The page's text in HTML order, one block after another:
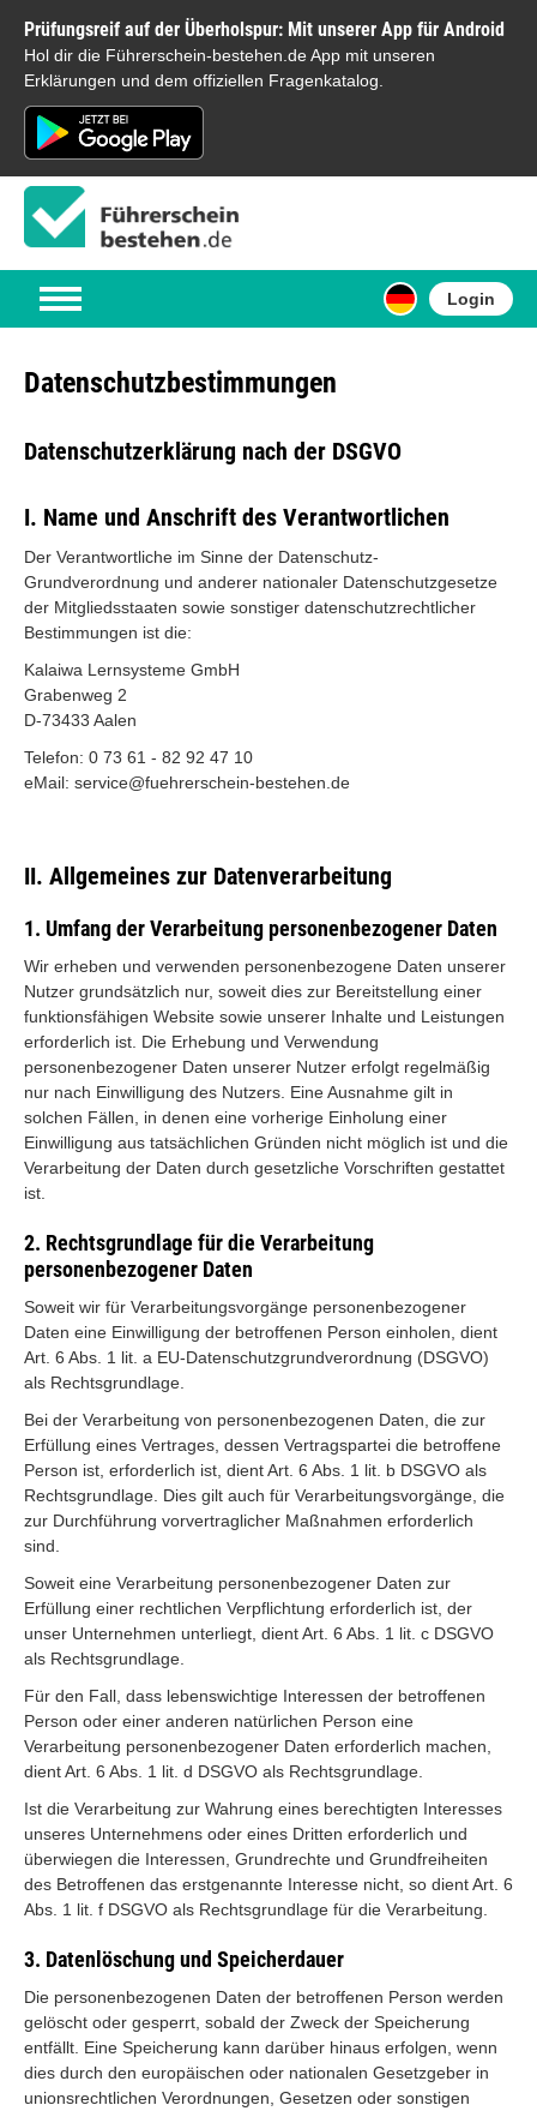
Prüfungsreif auf der Überholspur: Mit unserer App für Android
Hol dir die Führerschein-bestehen.de App mit unseren
Erklärungen und dem offiziellen Fragenkatalog.
Login
Datenschutzbestimmungen
Datenschutzerklärung nach der DSGVO
I. Name und Anschrift des Verantwortlichen
Der Verantwortliche im Sinne der Datenschutz-
Grundverordnung und anderer nationaler Datenschutzgesetze
der Mitgliedsstaaten sowie sonstiger datenschutzrechtlicher
Bestimmungen ist die:
Kalaiwa Lernsysteme GmbH
Grabenweg 2
D-73433 Aalen
Telefon: 0 73 61 - 82 92 47 10
eMail: service@fuehrerschein-bestehen.de
II. Allgemeines zur Datenverarbeitung
1. Umfang der Verarbeitung personenbezogener Daten
Wir erheben und verwenden personenbezogene Daten unserer
Nutzer grundsätzlich nur, soweit dies zur Bereitstellung einer
funktionsfähigen Website sowie unserer Inhalte und Leistungen
erforderlich ist. Die Erhebung und Verwendung
personenbezogener Daten unserer Nutzer erfolgt regelmäßig
nur nach Einwilligung des Nutzers. Eine Ausnahme gilt in
solchen Fällen, in denen eine vorherige Einholung einer
Einwilligung aus tatsächlichen Gründen nicht möglich ist und die
Verarbeitung der Daten durch gesetzliche Vorschriften gestattet
ist.
2. Rechtsgrundlage für die Verarbeitung
personenbezogener Daten
Soweit wir für Verarbeitungsvorgänge personenbezogener
Daten eine Einwilligung der betroffenen Person einholen, dient
Art. 6 Abs. 1 lit. a EU-Datenschutzgrundverordnung (DSGVO)
als Rechtsgrundlage.
Bei der Verarbeitung von personenbezogenen Daten, die zur
Erfüllung eines Vertrages, dessen Vertragspartei die betroffene
Person ist, erforderlich ist, dient Art. 6 Abs. 1 lit. b DSGVO als
Rechtsgrundlage. Dies gilt auch für Verarbeitungsvorgänge, die
zur Durchführung vorvertraglicher Maßnahmen erforderlich
sind.
Soweit eine Verarbeitung personenbezogener Daten zur
Erfüllung einer rechtlichen Verpflichtung erforderlich ist, der
unser Unternehmen unterliegt, dient Art. 6 Abs. 1 lit. c DSGVO
als Rechtsgrundlage.
Für den Fall, dass lebenswichtige Interessen der betroffenen
Person oder einer anderen natürlichen Person eine
Verarbeitung personenbezogener Daten erforderlich machen,
dient Art. 6 Abs. 1 lit. d DSGVO als Rechtsgrundlage.
Ist die Verarbeitung zur Wahrung eines berechtigten Interesses
unseres Unternehmens oder eines Dritten erforderlich und
überwiegen die Interessen, Grundrechte und Grundfreiheiten
des Betroffenen das erstgenannte Interesse nicht, so dient Art. 6
Abs. 1 lit. f DSGVO als Rechtsgrundlage für die Verarbeitung.
3. Datenlöschung und Speicherdauer
Die personenbezogenen Daten der betroffenen Person werden
gelöscht oder gesperrt, sobald der Zweck der Speicherung
entfällt. Eine Speicherung kann darüber hinaus erfolgen, wenn
dies durch den europäischen oder nationalen Gesetzgeber in
unionsrechtlichen Verordnungen, Gesetzen oder sonstigen